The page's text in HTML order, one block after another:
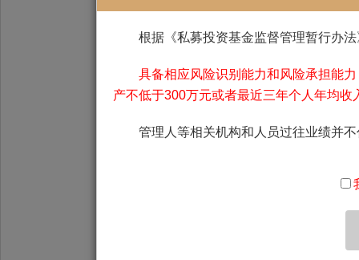
向中国证券投资基金
基金管理人上海尊龙
律法规和基金合同的
法权益。
根据《私募投资基金监督管理暂行办
具备相应风险识别能力和风险承担能
产不低于300万元或者最近三年个人年均收
管理人等相关机构和人员过往业绩并